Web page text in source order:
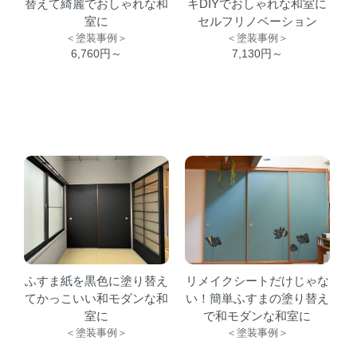
替えて綺麗でおしゃれな和
室に
＜塗装事例＞
6,760円～
キDIYでおしゃれな和室に
セルフリノベーション
＜塗装事例＞
7,130円～
ふすま紙を黒色に塗り替え
てかっこいい和モダンな和
室に
＜塗装事例＞
リメイクシートだけじゃな
い！簡単ふすまの塗り替え
で和モダンな和室に
＜塗装事例＞